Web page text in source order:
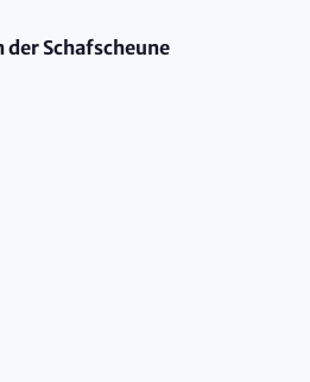
der Schafscheune